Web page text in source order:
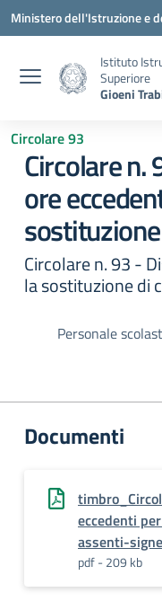
Vai ai contenuti
Vai al menu di navigazione
Vai al footer
Ministero dell'Istruzione e
Istituto
Superiore
Gioeni
Circolare 93
Circolare
ore
Circolare n. 93 -
la sostituzione di
Personale
Documenti
eccedenti
assenti-
pdf - 209 kb